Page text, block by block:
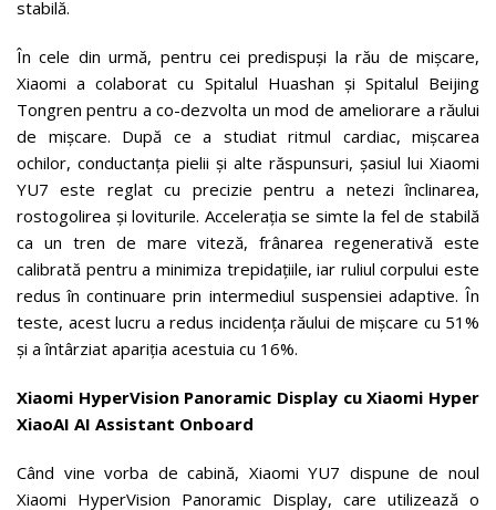
stabilă.
În cele din urmă, pentru cei predispuși la rău de mișcare,
Xiaomi a colaborat cu Spitalul Huashan și Spitalul Beijing
Tongren pentru a co-dezvolta un mod de ameliorare a răului
de mișcare. După ce a studiat ritmul cardiac, mișcarea
ochilor, conductanța pielii și alte răspunsuri, șasiul lui Xiaomi
YU7 este reglat cu precizie pentru a netezi înclinarea,
rostogolirea și loviturile. Accelerația se simte la fel de stabilă
ca un tren de mare viteză, frânarea regenerativă este
calibrată pentru a minimiza trepidațiile, iar ruliul corpului este
redus în continuare prin intermediul suspensiei adaptive. În
teste, acest lucru a redus incidența răului de mișcare cu 51%
și a întârziat apariția acestuia cu 16%.
Xiaomi HyperVision Panoramic Display cu Xiaomi Hyper
XiaoAI AI Assistant Onboard
Când vine vorba de cabină, Xiaomi YU7 dispune de noul
Xiaomi HyperVision Panoramic Display, care utilizează o